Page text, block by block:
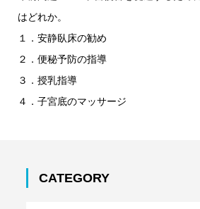
はどれか。
１．安静臥床の勧め
２．便秘予防の指導
３．授乳指導
４．子宮底のマッサージ
CATEGORY